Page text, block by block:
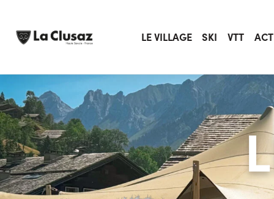
content
LE VILLAGE SKI VTT